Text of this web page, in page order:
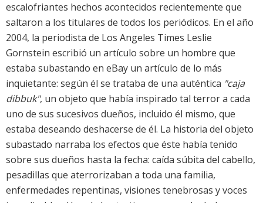
escalofriantes hechos acontecidos recientemente que
saltaron a los titulares de todos los periódicos. En el año
2004, la periodista de Los Angeles Times Leslie
Gornstein escribió un artículo sobre un hombre que
estaba subastando en eBay un artículo de lo más
inquietante: según él se trataba de una auténtica "caja
dibbuk", un objeto que había inspirado tal terror a cada
uno de sus sucesivos dueños, incluido él mismo, que
estaba deseando deshacerse de él. La historia del objeto
subastado narraba los efectos que éste había tenido
sobre sus dueños hasta la fecha: caída súbita del cabello,
pesadillas que aterrorizaban a toda una familia,
enfermedades repentinas, visiones tenebrosas y voces